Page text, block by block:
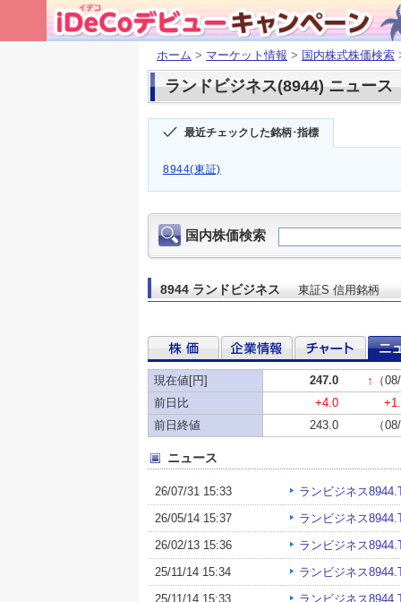
ホーム > マーケット情報 > 国内株式株価検索
ランドビジネス(8944) ニュース
最近チェックした銘柄･指標
8944(東証)